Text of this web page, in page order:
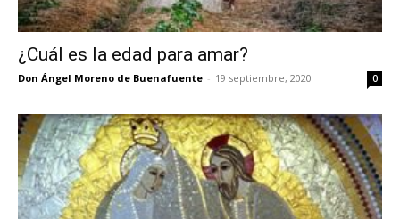
¿Cuál es la edad para amar?
Don Ángel Moreno de Buenafuente - 19 septiembre, 2020 0